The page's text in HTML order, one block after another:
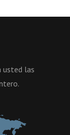
usted las